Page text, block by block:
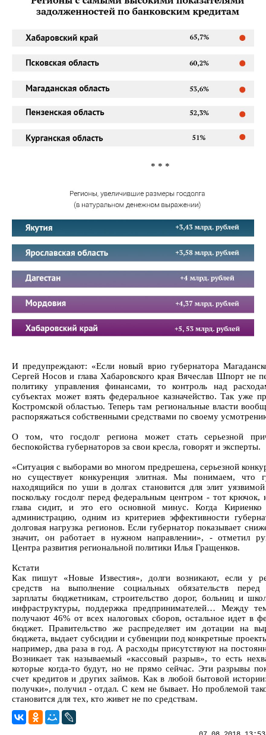
* * *
И предупреждают: «Если новый врио губернатора
Сергей Носов и глава Хабаровского края Вячеслав Шпорт не
политику управления финансами, то контроль над
субъектах может взять федеральное казначейство. Так уже
Костромской областью. Теперь там региональные власти
распоряжаться собственными средствами по своему
О том, что госдолг региона может стать серьезной
беспокойства губернаторов за свои кресла, говорят и эксперты.
«Ситуация с выборами во многом предрешена, серьезной
но существует конкуренция элитная. Мы понимаем, что
находящийся по уши в долгах становится для элит
поскольку госдолг перед федеральным центром - тот крючок,
глава сидит, и это его основной минус. Когда
администрацию, одним из критериев эффективности
долговая нагрузка регионов. Если губернатор показывает
значит, он работает в нужном направлении», - отметил
Центра развития региональной политики Илья Гращенков.
Кстати
Как пишут «Новые Известия», долги возникают, если у
средств на выполнение социальных обязательств перед
зарплаты бюджетникам, строительство дорог, больниц и
инфраструктуры, поддержка предпринимателей… Между
получают 46% от всех налоговых сборов, остальное идет в
бюджет. Правительство же распределяет им дотации на
бюджета, выдает субсидии и субвенции под конкретные
например, два раза в год. А расходы присутствуют на
Возникает так называемый «кассовый разрыв», то есть
которые когда-то будут, но не прямо сейчас. Эти разрывы
счет кредитов и других займов. Как в любой бытовой
получки», получил - отдал. С кем не бывает. Но проблемой
становится для тех, кто живет не по средствам.